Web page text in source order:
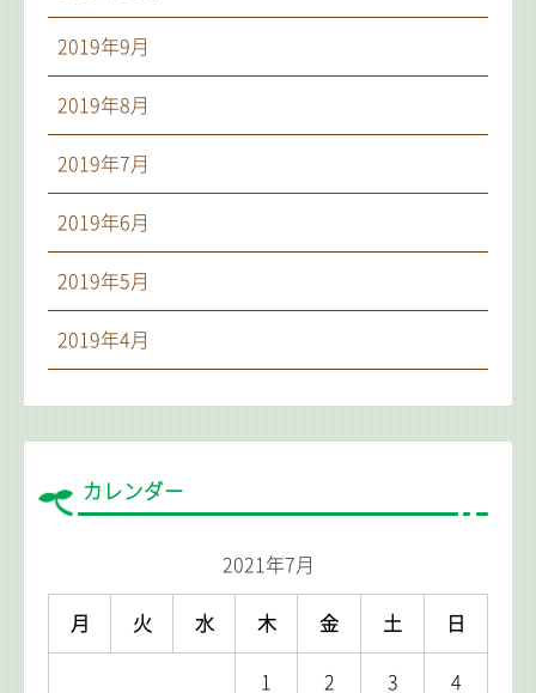
2019年9月
2019年8月
2019年7月
2019年6月
2019年5月
2019年4月
カレンダー
2021年7月
月 火 水 木 金 土 日
1 2 3 4